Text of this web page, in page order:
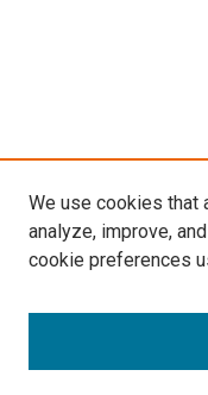
We use cookies that
analyze, improve,
cookie preferences